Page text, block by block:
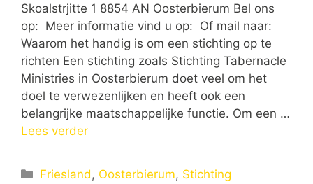
Skoalstrjitte 1 8854 AN Oosterbierum Bel ons
op: Meer informatie vind u op: Of mail naar:
Waarom het handig is om een stichting op te
richten Een stichting zoals Stichting Tabernacle
Ministries in Oosterbierum doet veel om het
doel te verwezenlijken en heeft ook een
belangrijke maatschappelijke functie. Om een …
Lees verder
Categorieën
Friesland , Oosterbierum, Stichting